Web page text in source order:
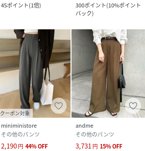
45ポイント(1倍)
300ポイント(10%ポイント
バック)
クーポン対象
miniministore
その他のパンツ
2,190円 44%OFF
andme
その他のパンツ
3,731円 15%OFF